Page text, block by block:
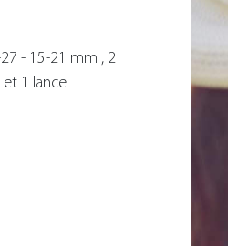
- 15-21 mm , 2
1 lance